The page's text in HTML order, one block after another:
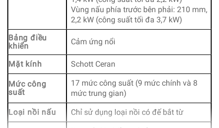
Vùng nấu phía trước bên phải: 210 mm,
2,2 kW (công suất tối đa 3,7 kW)
Bảng điều
khiển
Cảm ứng nổi
Mặt kính Schott Ceran
Mức công
suất
17 mức công suất (9 mức chính và 8
mức trung gian)
Loại nồi nấu Chỉ sử dụng loại nồi có đế bắt từ